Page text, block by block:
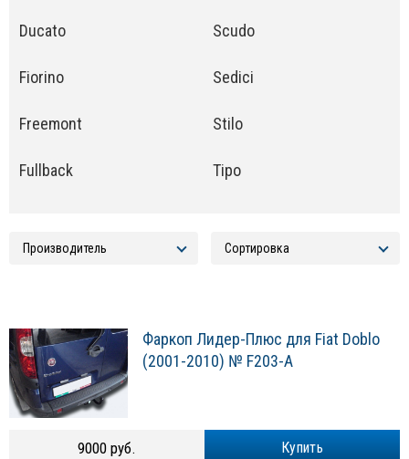
Ducato
Fiorino
Freemont
Fullback
Scudo
Sedici
Stilo
Tipo
Фаркоп Лидер-Плюс для Fiat Doblo
(2001-2010) № F203-A
Купить
9000 руб.